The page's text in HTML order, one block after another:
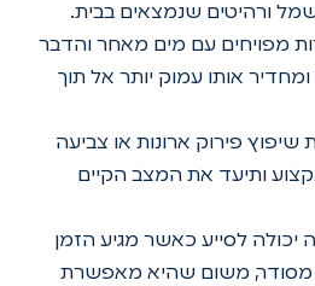
ורהיטים שנמצאים בבית.
מפויחים עם מים מאחר והדבר
אותו עמוק יותר אל תוך
שיפוץ פירוק ארונות או צביעה
ותיעד את המצב הקיים
לסייע כאשר מגיע הזמן
מסודר, משום שהיא מאפשרת